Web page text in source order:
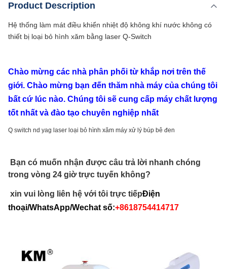
Chào mừng bạn đến thăm nhà máy của chúng tôi bất cứ
lúc nào. Chúng tôi sẽ cung cấp máy chất lượng tốt nhất và
đào tạo chuyên nghiệp nhất Q ...
Làm nổi bật: Nd Yag Laser để làm trắng da
Thiết bị laser Nd Yag 1320nm
Không.
Nd: Yag Laser
Style:
Đèn cầm tay
Type:
Điều trị mụn, chống bọng mắt, xóa sắc tố, chỉnh sửa
sắc tố, xóa hình xăm
cho thương mại
After-Sales Service Provided:
2 năm
Product Description
Hệ thống làm mát điều khiển nhiệt độ không khí nước không có
thiết bị loại bỏ hình xăm bằng laser Q-Switch
Chào mừng các nhà phân phối từ khắp nơi trên thế
giới. Chào mừng bạn đến thăm nhà máy của chúng tôi
bất cứ lúc nào. Chúng tôi sẽ cung cấp máy chất lượng
tốt nhất và đào tạo chuyên nghiệp nhất
Q switch nd yag laser loại bỏ hình xăm máy xử lý búp bê đen
Bạn có muốn nhận được câu trả lời nhanh chóng
trong vòng 24 giờ trực tuyến không?
xin vui lòng liên hệ với tôi trực tiếpĐiện
thoại/WhatsApp/Wechat số:+8618754414717